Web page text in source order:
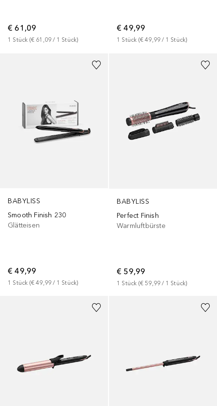
€ 61,09
1 Stück (€ 61,09 / 1 Stück)
€ 49,99
1 Stück (€ 49,99 / 1 Stück)
BABYLISS
Smooth Finish 230
Glätteisen
€ 49,99
1 Stück (€ 49,99 / 1 Stück)
BABYLISS
Perfect Finish
Warmluftbürste
€ 59,99
1 Stück (€ 59,99 / 1 Stück)